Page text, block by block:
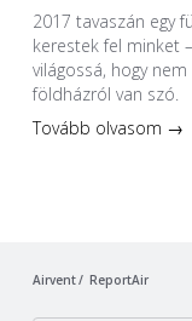
2017 tavaszán egy
kerestek fel minket
világossá, hogy
földházról van szó.
Tovább olvasom →
Airvent ReportAir